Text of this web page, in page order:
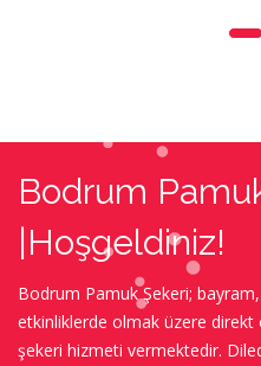
Tamanlanan Projeler
Bodrum
|Hoşgeldiniz!
Bodrum Pamuk Şekeri;
etkinliklerde olmak üzere
şekeri hizmeti vermektedir.